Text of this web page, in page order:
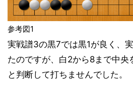
参考図1
実戦譜3の黒7では黒1が良く、
たのですが、白2から8まで中央
と判断して打ちませんでした。